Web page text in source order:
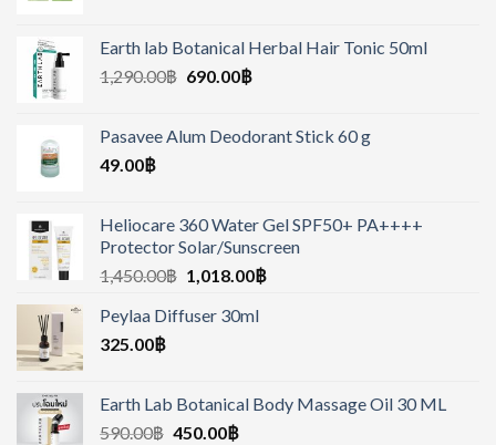
Earth lab Botanical Herbal Hair Tonic 50ml
1,290.00฿ 690.00฿
Pasavee Alum Deodorant Stick 60 g
49.00฿
Heliocare 360 Water Gel SPF50+ PA++++
Protector Solar/Sunscreen
1,450.00฿ 1,018.00฿
Peylaa Diffuser 30ml
325.00฿
Earth Lab Botanical Body Massage Oil 30 ML
590.00฿ 450.00฿